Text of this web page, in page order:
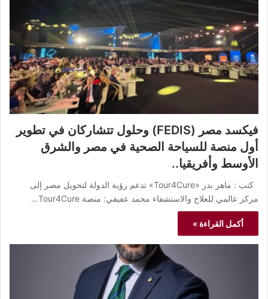
فيكسد مصر (FEDIS) وحلول تتشاركان في تطوير
أول منصة للسياحة الصحية في مصر والشرق
الأوسط وأفريقيا..
كتب : ماهر بدر «Tour4Cure» تدعم رؤية الدولة لتحويل مصر إلى
مركز عالمي للعلاج والاستشفاء محمد عفيفي: منصة Tour4Cure…
أكمل القراءة »